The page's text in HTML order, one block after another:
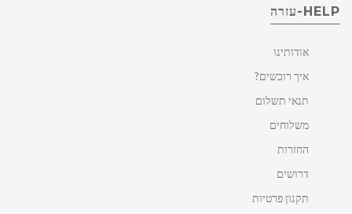
HELP-עזרה
אודותינו
איך רוכשים?
תנאי תשלום
משלוחים
החזרות
דרושים
תקנון פרטיות